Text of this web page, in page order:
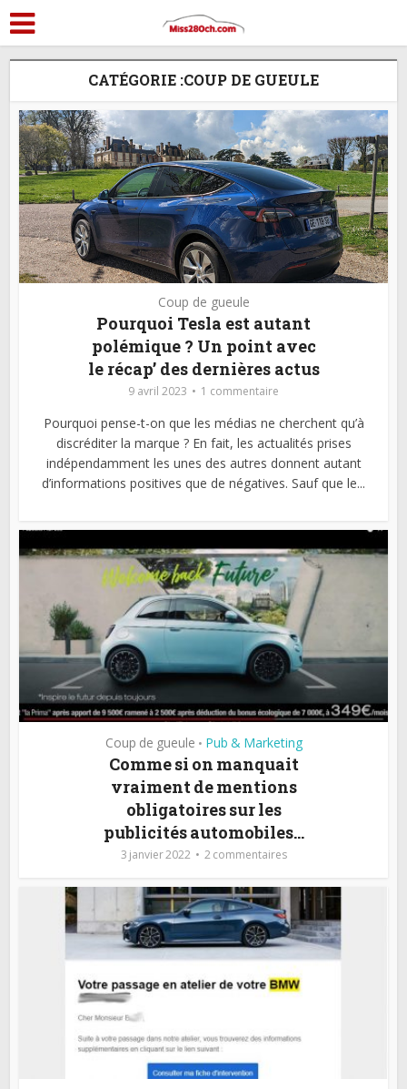
CATÉGORIE :COUP DE GUEULE
Coup de gueule
Pourquoi Tesla est autant
polémique ? Un point avec
le récap’ des dernières actus
9 avril 2023 1 commentaire
Pourquoi pense-t-on que les médias ne cherchent qu’à
discréditer la marque ? En fait, les actualités prises
indépendamment les unes des autres donnent autant
d’informations positives que de négatives. Sauf que le...
Coup de gueule • Pub & Marketing
Comme si on manquait
vraiment de mentions
obligatoires sur les
publicités automobiles…
3 janvier 2022 2 commentaires